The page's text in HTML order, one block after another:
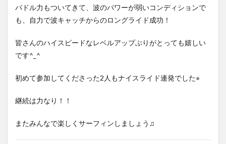
パドル力もついてきて、波のパワーが弱いコンディションで
も、自力で波キャッチからのロングライド成功！
皆さんのハイスピードなレベルアップぶりがとっても嬉しい
です^_^
初めて参加してくださった2人もナイスライド連発でした⭐︎
継続は力なり！！
またみんなで楽しくサーフィンしましょう♫